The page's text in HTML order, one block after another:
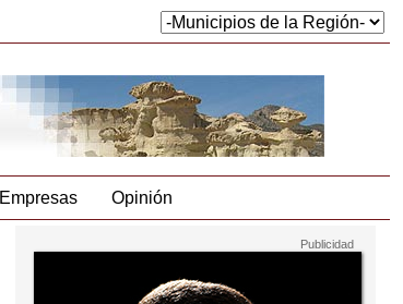
Empresas Opinión